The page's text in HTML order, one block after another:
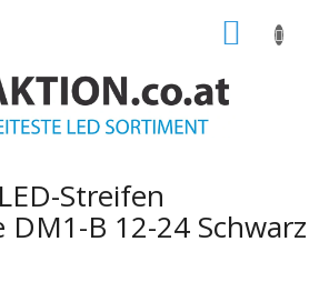
Streifen
DM1-B 12-24 Schwarz